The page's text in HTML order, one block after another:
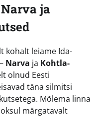
ja
kohalt leiame Ida-
Narva ja Kohtla-
olnud Eesti
täna silmitsi
Mõlema linna
märgatavalt